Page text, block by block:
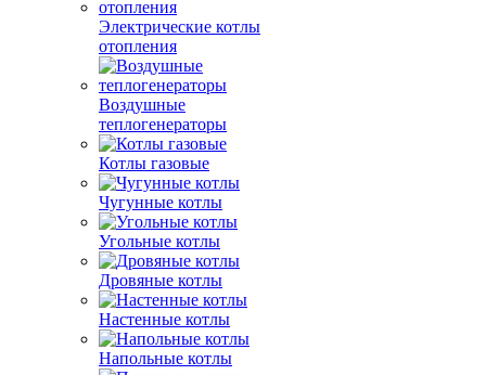
Электрические котлы
отопления
Воздушные
теплогенераторы
Котлы газовые
Чугунные котлы
Угольные котлы
Дровяные котлы
Настенные котлы
Напольные котлы